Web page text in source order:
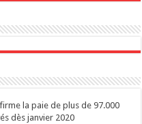
la paie de plus de 97.000
dès janvier 2020